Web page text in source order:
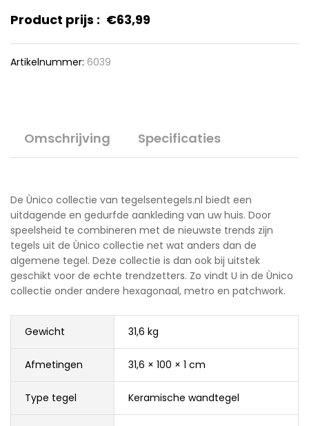
Product prijs : €63,99
Artikelnummer: 6039
Omschrijving Specificaties
De Ùnico collectie van tegelsentegels.nl biedt een
uitdagende en gedurfde aankleding van uw huis. Door
speelsheid te combineren met de nieuwste trends zijn
tegels uit de Ùnico collectie net wat anders dan de
algemene tegel. Deze collectie is dan ook bij uitstek
geschikt voor de echte trendzetters. Zo vindt U in de Ùnico
collectie onder andere hexagonaal, metro en patchwork.
Gewicht 31,6 kg
Afmetingen 31,6 × 100 × 1 cm
Type tegel Keramische wandtegel